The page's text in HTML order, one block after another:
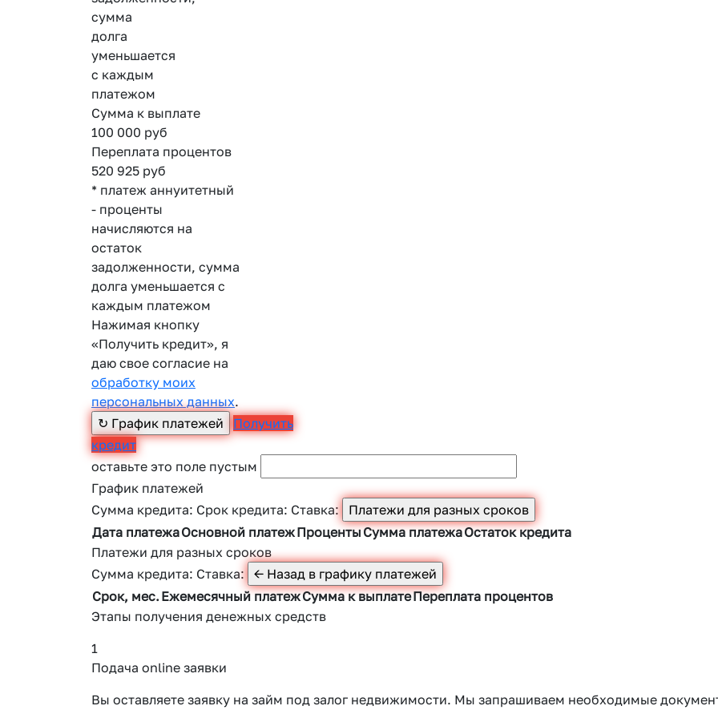
сумма
долга
уменьшается
с каждым
платежом
Сумма к выплате
100 000 руб
Переплата процентов
520 925 руб
* платеж аннуитетный
- проценты
начисляются на
остаток
задолженности, сумма
долга уменьшается с
каждым платежом
Нажимая кнопку
«Получить кредит», я
даю свое согласие на
обработку моих
персональных данных.
Получить
кредит
оставьте это поле пустым
График платежей
Сумма кредита: Срок кредита: Ставка:
Дата платежаОсновной платежПроцентыСумма платежаОстаток кредита
Платежи для разных сроков
Сумма кредита: Ставка:
Срок, мес.Ежемесячный платежСумма к выплатеПереплата процентов
Этапы получения денежных средств
1
Подача online заявки
Вы оставляете заявку на займ под залог недвижимости. Мы запрашиваем необходимые